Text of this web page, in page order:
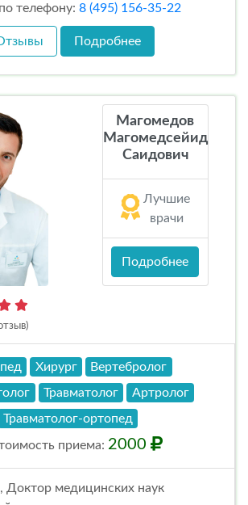
телефону: 8 (495) 156-35-22
Подробнее
Магомедов
Магомедсейид
Саидович
Лучшие
врачи
Подробнее
Хирург
Вертебролог
Травматолог
Артролог
Травматолог-ортопед
приема: 2000
Доктор медицинских наук